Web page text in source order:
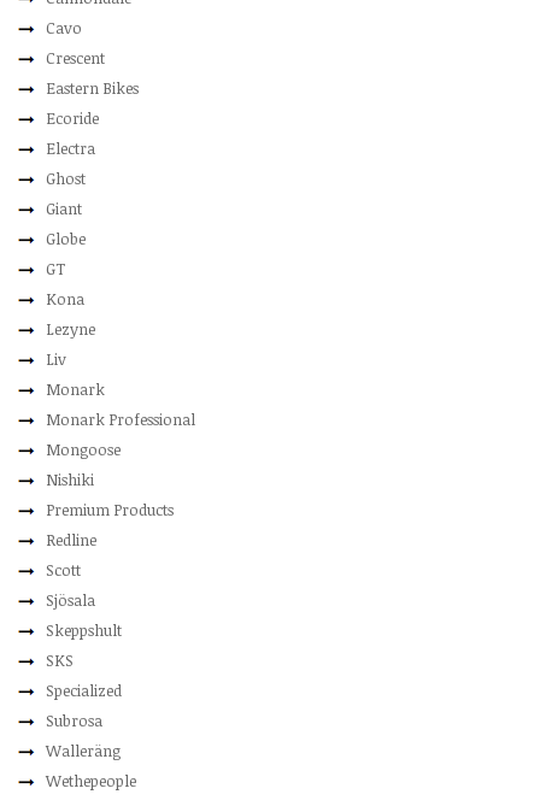
Cavo
Crescent
Eastern Bikes
Ecoride
Electra
Ghost
Giant
Globe
GT
Kona
Lezyne
Liv
Monark
Monark Professional
Mongoose
Nishiki
Premium Products
Redline
Scott
Sjösala
Skeppshult
SKS
Specialized
Subrosa
Walleräng
Wethepeople